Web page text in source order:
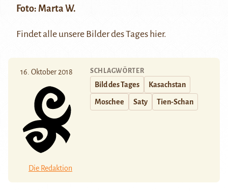
Foto: Marta W.
Findet alle unsere Bilder des Tages hier.
16. Oktober 2018
Die Redaktion
SCHLAGWÖRTER
Bild des Tages Kasachstan
Moschee Saty Tien-Schan